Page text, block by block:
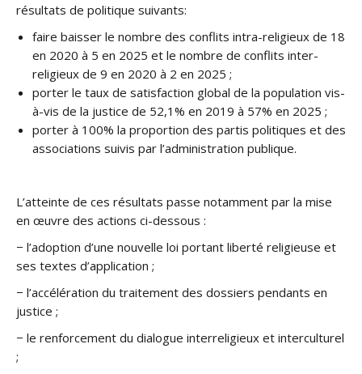
résultats de politique suivants:
faire baisser le nombre des conflits intra-religieux de 18
en 2020 à 5 en 2025 et le nombre de conflits inter-
religieux de 9 en 2020 à 2 en 2025 ;
porter le taux de satisfaction global de la population vis-
à-vis de la justice de 52,1% en 2019 à 57% en 2025 ;
porter à 100% la proportion des partis politiques et des
associations suivis par l’administration publique.
L’atteinte de ces résultats passe notamment par la mise
en œuvre des actions ci-dessous :
− l’adoption d’une nouvelle loi portant liberté religieuse et
ses textes d’application ;
− l’accélération du traitement des dossiers pendants en
justice ;
− le renforcement du dialogue interreligieux et interculturel
;